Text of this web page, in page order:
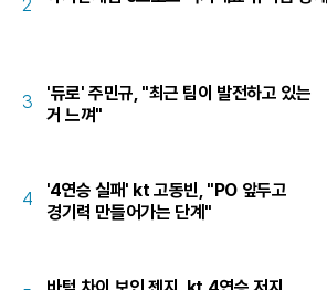
2
3
'듀로' 주민규, "최근 팀이 발전하고 있는
거 느껴"
4
'4연승 실패' kt 고동빈, "PO 앞두고
경기력 만들어가는 단계"